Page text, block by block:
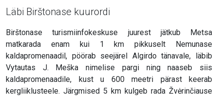
Läbi Birštonase kuurordi
Birštonase turismiinfokeskuse juurest jätkub Metsa
matkarada enam kui 1 km pikkuselt Nemunase
kaldapromenaadil, pöörab seejärel Algirdo tänavale, läbib
Vytautas J. Meška nimelise pargi ning naaseb siis
kaldapromenaadile, kust u 600 meetri pärast keerab
kergliiklusteele. Järgmised 5 km kulgeb rada Žvėrinčiause